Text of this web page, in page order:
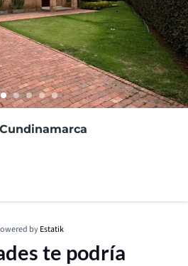
byEstatik
te podría